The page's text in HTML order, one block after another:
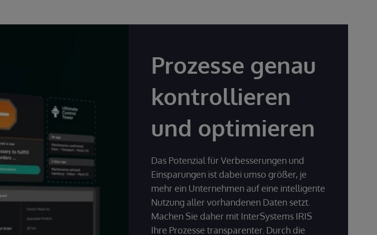
Prozesse genau
kontrollieren
und optimieren
Das Potenzial für Verbesserungen und
Einsparungen ist dabei umso größer, je
mehr ein Unternehmen auf eine intelligente
Nutzung aller vorhandenen Daten setzt.
Machen Sie daher mit InterSystems IRIS
Ihre Prozesse transparenter. Durch die